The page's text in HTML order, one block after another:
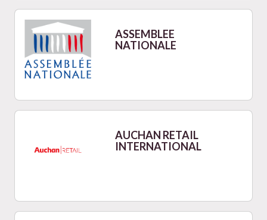
ASSEMBLEE
NATIONALE
AUCHAN RETAIL
INTERNATIONAL